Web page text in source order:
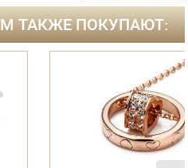
ТАКЖЕ ПОКУПАЮТ: